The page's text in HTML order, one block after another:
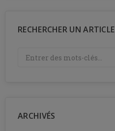
RECHERCHER UN ARTICLE
ARCHIVÉS